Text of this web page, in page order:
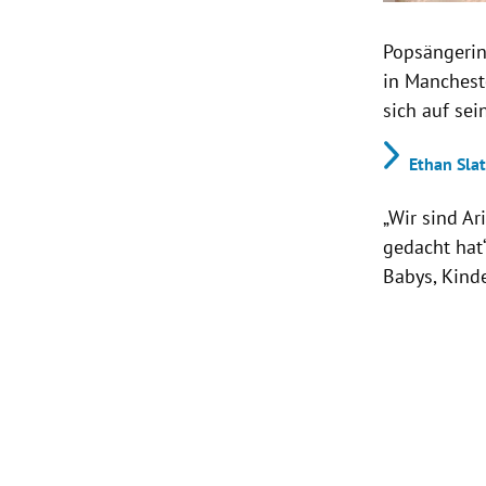
in
sich auf
Ethan
„Wir sind
gedacht
Babys,